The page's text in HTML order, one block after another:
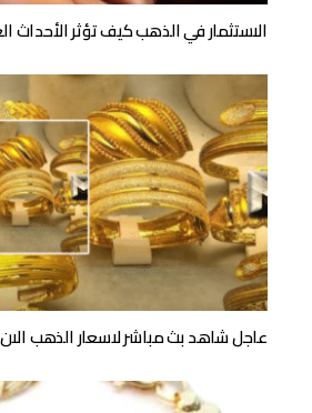
الاستثمار في الذهب كيف تؤثر الأحداث
عاجل شاهد بث مباشر لاسعار الذهب الان